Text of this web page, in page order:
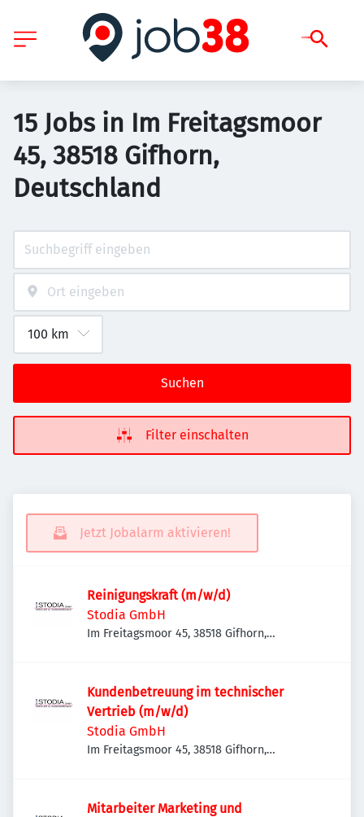
15 Jobs in Im Freitagsmoor
45, 38518 Gifhorn,
Deutschland
Suchen
Filter einschalten
Jetzt Jobalarm aktivieren!
Reinigungskraft (m/w/d)
Stodia GmbH
Im Freitagsmoor 45, 38518 Gifhorn,
Kundenbetreuung im technischer
Vertrieb (m/w/d)
Stodia GmbH
Im Freitagsmoor 45, 38518 Gifhorn,
Mitarbeiter Marketing und